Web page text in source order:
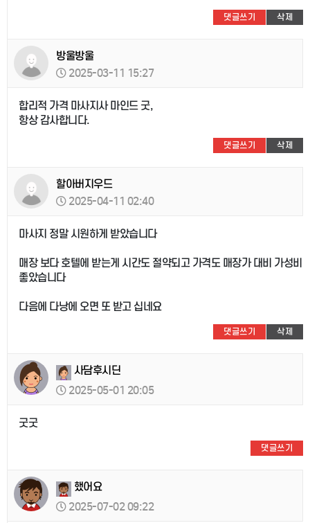
댓글쓰기 삭제
방울방울
2025-03-11 15:27
합리적 가격 마사지사 마인드 굿,
항상 감사합니다.
댓글쓰기 삭제
할아버지우드
2025-04-11 02:40
마사지 정말 시원하게 받았습니다
매장 보다 호텔에 받는게 시간도 절약되고 가격도 매장가 대비 가성비
좋았습니다
다음에 다낭에 오면 또 받고 십네요
댓글쓰기 삭제
사담후시딘
2025-05-01 20:05
굿굿
댓글쓰기
했어요
2025-07-02 09:22